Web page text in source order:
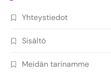
Yhteystiedot
Sisältö
Meidän tarinamme